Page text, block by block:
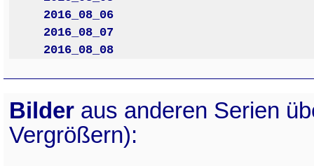
2016_08_06
2016_08_07
2016_08_08
Bilder aus anderen Serien
Vergrößern):